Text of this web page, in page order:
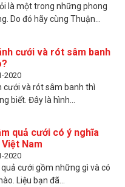
là một trong những phong
Do đó hãy cùng Thuận...
cưới và rót sâm banh
2020
cưới và rót sâm banh thì
biết. Đây là hình...
quả cưới có ý nghĩa
Nam
2020
cưới gồm những gì và có
Liệu bạn đã...